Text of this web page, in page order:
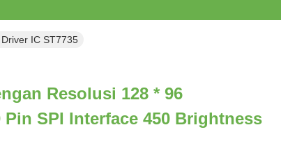
IC ST7735
Resolusi 128 * 96
SPI Interface 450 Brightness